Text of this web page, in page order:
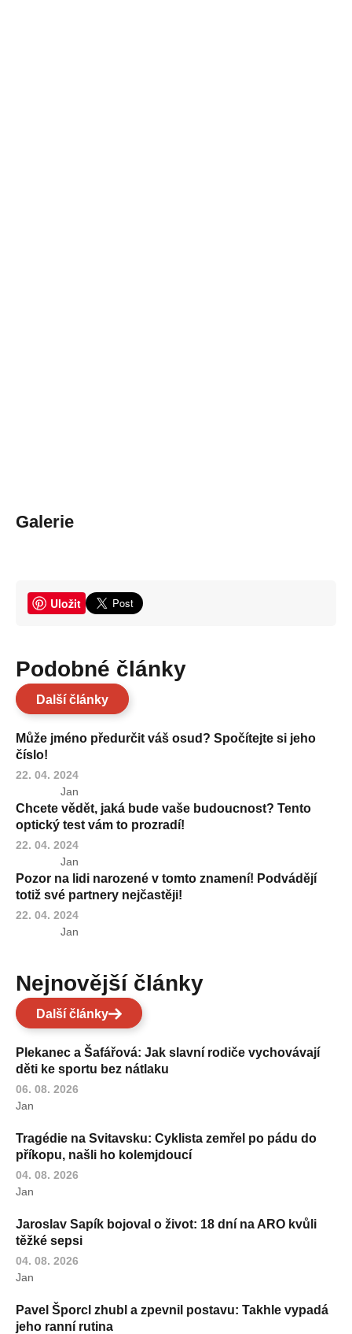
Galerie
Uložit
Podobné články
Další články
Může jméno předurčit váš osud? Spočítejte si jeho
číslo!
22. 04. 2024
Jan
Chcete vědět, jaká bude vaše budoucnost? Tento
optický test vám to prozradí!
22. 04. 2024
Jan
Pozor na lidi narozené v tomto znamení! Podvádějí
totiž své partnery nejčastěji!
22. 04. 2024
Jan
Nejnovější články
Další články
Plekanec a Šafářová: Jak slavní rodiče vychovávají
děti ke sportu bez nátlaku
06. 08. 2026
Jan
Tragédie na Svitavsku: Cyklista zemřel po pádu do
příkopu, našli ho kolemjdoucí
04. 08. 2026
Jan
Jaroslav Sapík bojoval o život: 18 dní na ARO kvůli
těžké sepsi
04. 08. 2026
Jan
Pavel Šporcl zhubl a zpevnil postavu: Takhle vypadá
jeho ranní rutina